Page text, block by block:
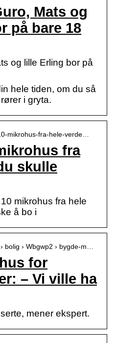
Mats og
på bare 18
og lille Erling bor på
hele tiden, om du så
i gryta.
mikrohus-fra-hele-verde…
fra
skulle
mikrohus fra hele
å bo i
bolig › Wbgwp2 › bygde-m…
for
– Vi ville ha
mener ekspert.